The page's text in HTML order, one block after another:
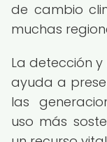
de cambio
muchas
La detección
ayuda a
las
uso más